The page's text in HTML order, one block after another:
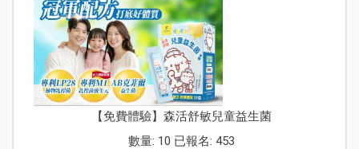
【免費體驗】森活舒敏兒童益生菌
數量: 10 已報名: 453